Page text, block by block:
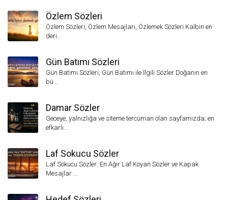
Özlem Sözleri
Özlem Sözleri, Özlem Mesajları, Özlemek Sözleri Kalbin en
deri...
Gün Batımı Sözleri
Gün Batımı Sözleri, Gün Batımı ile İlgili Sözler Doğanın en
bü...
Damar Sözler
Geceye, yalnızlığa ve siteme tercüman olan sayfamızda; en
efkarlı...
Laf Sokucu Sözler
Laf Sokucu Sözler: En Ağır Laf Koyan Sözler ve Kapak
Mesajlar ...